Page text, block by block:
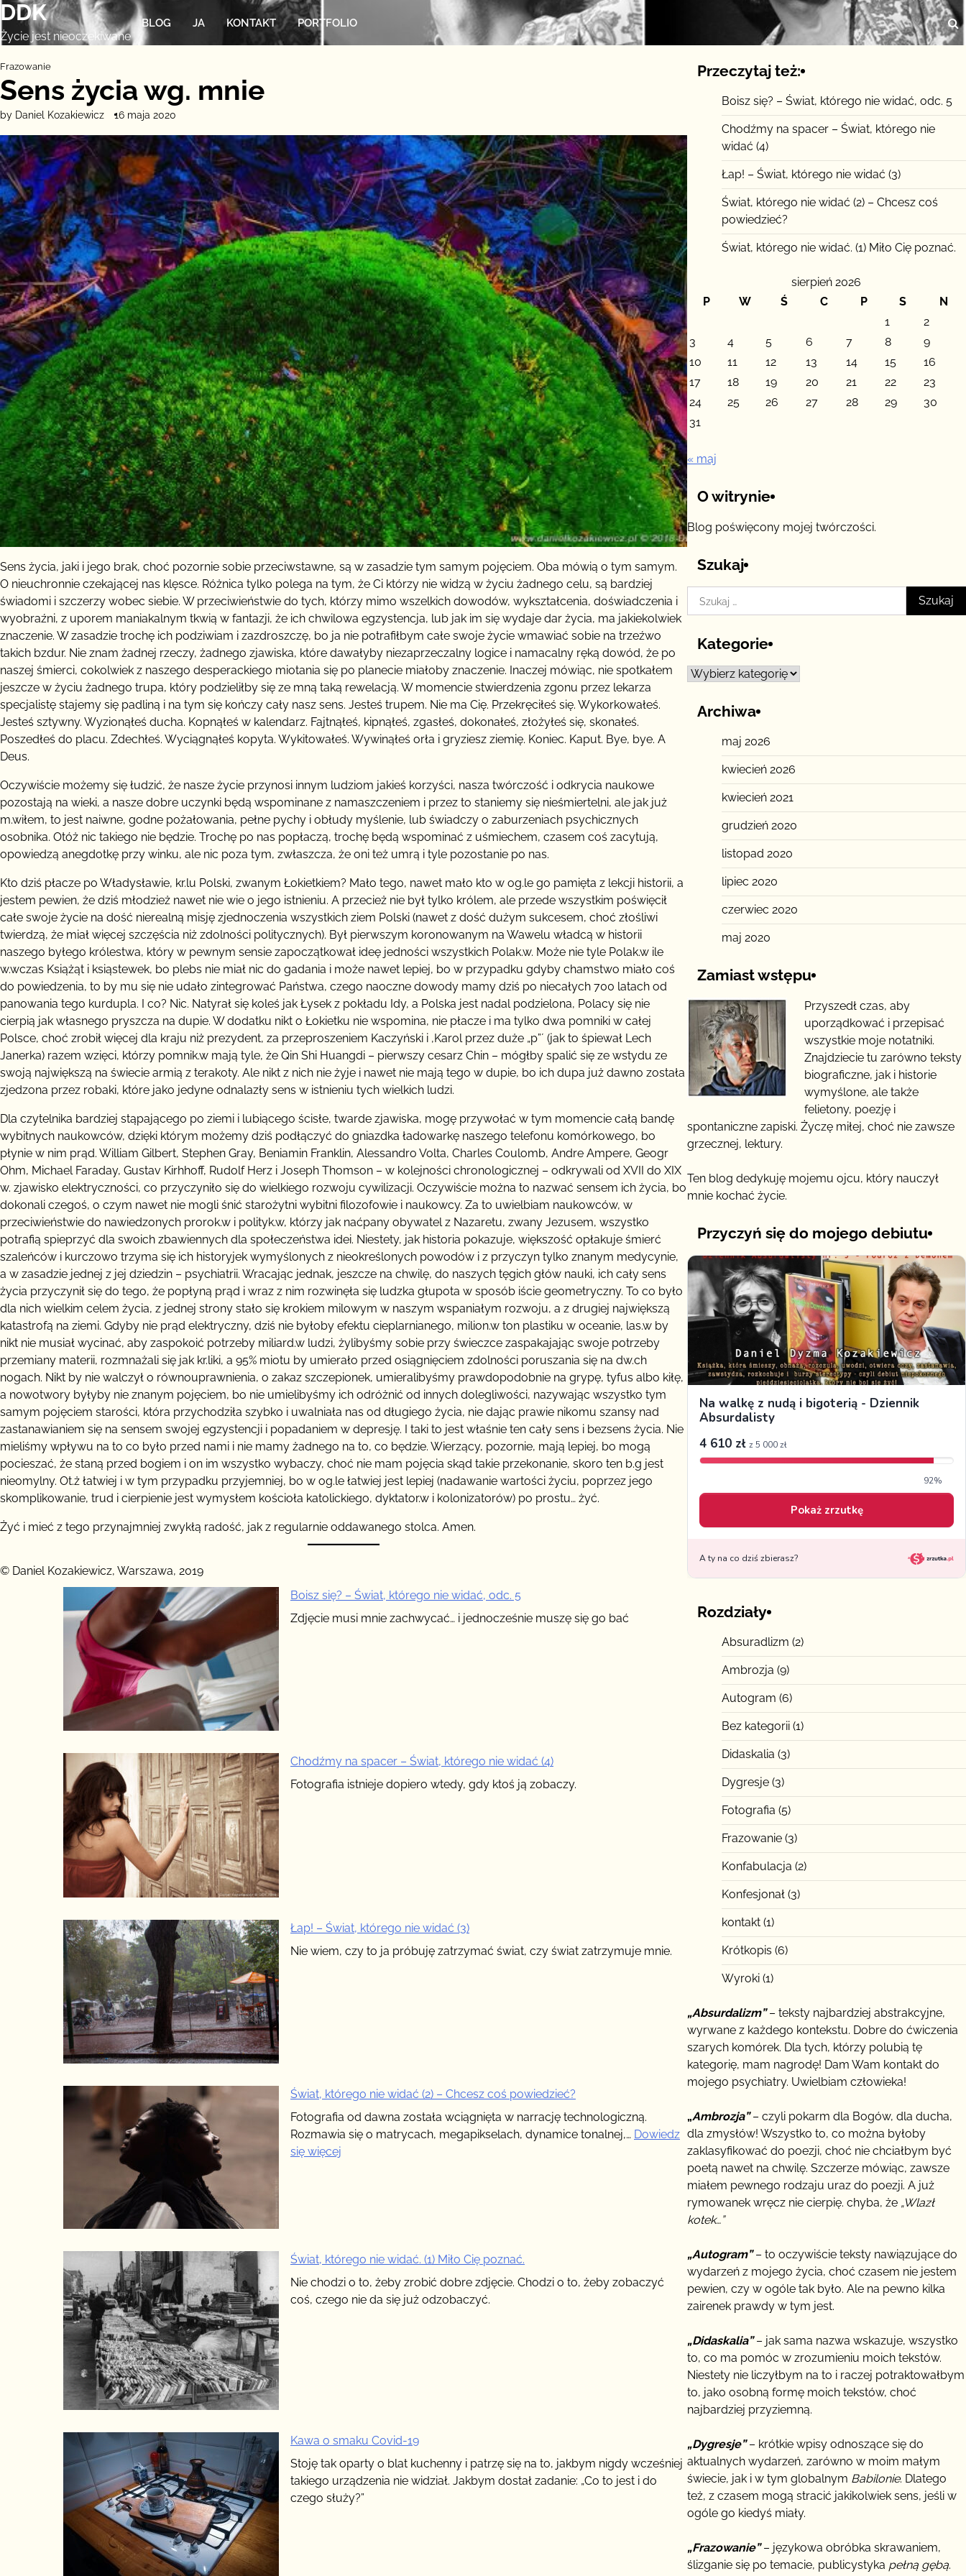
Skip
to
content
DDK
Życie jest nieoczekiwane
BLOG JA KONTAKT PORTFOLIO
Frazowanie
Sens życia wg. mnie
by Daniel Kozakiewicz 16 maja 2020
Sens życia, jaki i jego brak, choć pozornie sobie przeciwstawne, są w zasadzie tym samym pojęciem. Oba mówią o tym samym.
O nieuchronnie czekającej nas klęsce. Różnica tylko polega na tym, że Ci którzy nie widzą w życiu żadnego celu, są bardziej
świadomi i szczerzy wobec siebie. W przeciwieństwie do tych, którzy mimo wszelkich dowodów, wykształcenia, doświadczenia i
wyobraźni, z uporem maniakalnym tkwią w fantazji, że ich chwilowa egzystencja, lub jak im się wydaje dar życia, ma jakiekolwiek
znaczenie. W zasadzie trochę ich podziwiam i zazdroszczę, bo ja nie potrafiłbym całe swoje życie wmawiać sobie na trzeźwo
takich bzdur. Nie znam żadnej rzeczy, żadnego zjawiska, które dawałyby niezaprzeczalny logice i namacalny ręką dowód, że po
naszej śmierci, cokolwiek z naszego desperackiego miotania się po planecie miałoby znaczenie. Inaczej mówiąc, nie spotkałem
jeszcze w życiu żadnego trupa, który podzieliłby się ze mną taką rewelacją. W momencie stwierdzenia zgonu przez lekarza
specjalistę stajemy się padliną i na tym się kończy cały nasz sens. Jesteś trupem. Nie ma Cię. Przekręciłeś się. Wykorkowałeś.
Jesteś sztywny. Wyzionąłeś ducha. Kopnąłeś w kalendarz. Fajtnąłeś, kipnąłeś, zgasłeś, dokonałeś, złożyłeś się, skonałeś.
Poszedłeś do placu. Zdechłeś. Wyciągnąłeś kopyta. Wykitowałeś. Wywinąłeś orła i gryziesz ziemię. Koniec. Kaput. Bye, bye. A
Deus.
Oczywiście możemy się łudzić, że nasze życie przynosi innym ludziom jakieś korzyści, nasza twórczość i odkrycia naukowe
pozostają na wieki, a nasze dobre uczynki będą wspominane z namaszczeniem i przez to staniemy się nieśmiertelni, ale jak już
m.wiłem, to jest naiwne, godne pożałowania, pełne pychy i obłudy myślenie, lub świadczy o zaburzeniach psychicznych
osobnika. Otóż nic takiego nie będzie. Trochę po nas popłaczą, trochę będą wspominać z uśmiechem, czasem coś zacytują,
opowiedzą anegdotkę przy winku, ale nic poza tym, zwłaszcza, że oni też umrą i tyle pozostanie po nas.
Kto dziś płacze po Władysławie, kr.lu Polski, zwanym Łokietkiem? Mało tego, nawet mało kto w og.le go pamięta z lekcji historii, a
jestem pewien, że dziś młodzież nawet nie wie o jego istnieniu. A przecież nie był tylko królem, ale przede wszystkim poświęcił
całe swoje życie na dość nierealną misję zjednoczenia wszystkich ziem Polski (nawet z dość dużym sukcesem, choć złośliwi
twierdzą, że miał więcej szczęścia niż zdolności politycznych). Był pierwszym koronowanym na Wawelu władcą w historii
naszego byłego królestwa, który w pewnym sensie zapoczątkował ideę jedności wszystkich Polak.w. Może nie tyle Polak.w ile
w.wczas Książąt i ksiąstewek, bo plebs nie miał nic do gadania i może nawet lepiej, bo w przypadku gdyby chamstwo miało coś
do powiedzenia, to by mu się nie udało zintegrować Państwa, czego naoczne dowody mamy dziś po niecałych 700 latach od
panowania tego kurdupla. I co? Nic. Natyrał się koleś jak Łysek z pokładu Idy, a Polska jest nadal podzielona, Polacy się nie
cierpią jak własnego pryszcza na dupie. W dodatku nikt o Łokietku nie wspomina, nie płacze i ma tylko dwa pomniki w całej
Polsce, choć zrobił więcej dla kraju niż prezydent, za przeproszeniem Kaczyński i ‚Karol przez duże „p”ʼ (jak to śpiewał Lech
Janerka) razem wzięci, którzy pomnik.w mają tyle, że Qin Shi Huangdi – pierwszy cesarz Chin – mógłby spalić się ze wstydu ze
swoją największą na świecie armią z terakoty. Ale nikt z nich nie żyje i nawet nie mają tego w dupie, bo ich dupa już dawno została
zjedzona przez robaki, które jako jedyne odnalazły sens w istnieniu tych wielkich ludzi.
Dla czytelnika bardziej stąpającego po ziemi i lubiącego ścisłe, twarde zjawiska, mogę przywołać w tym momencie całą bandę
wybitnych naukowców, dzięki którym możemy dziś podłączyć do gniazdka ładowarkę naszego telefonu komórkowego, bo
płynie w nim prąd. William Gilbert, Stephen Gray, Beniamin Franklin, Alessandro Volta, Charles Coulomb, Andre Ampere, Geogr
Ohm, Michael Faraday, Gustav Kirhhoff, Rudolf Herz i Joseph Thomson – w kolejności chronologicznej – odkrywali od XVII do XIX
w. zjawisko elektryczności, co przyczyniło się do wielkiego rozwoju cywilizacji. Oczywiście można to nazwać sensem ich życia, bo
dokonali czegoś, o czym nawet nie mogli śnić starożytni wybitni filozofowie i naukowcy. Za to uwielbiam naukowców, w
przeciwieństwie do nawiedzonych prorok.w i polityk.w, którzy jak naćpany obywatel z Nazaretu, zwany Jezusem, wszystko
potrafią spieprzyć dla swoich zbawiennych dla społeczeństwa idei. Niestety, jak historia pokazuje, większość opłakuje śmierć
szaleńców i kurczowo trzyma się ich historyjek wymyślonych z nieokreślonych powodów i z przyczyn tylko znanym medycynie,
a w zasadzie jednej z jej dziedzin – psychiatrii. Wracając jednak, jeszcze na chwilę, do naszych tęgich głów nauki, ich cały sens
życia przyczynił się do tego, że popłyną prąd i wraz z nim rozwinęła się ludzka głupota w sposób iście geometryczny. To co było
dla nich wielkim celem życia, z jednej strony stało się krokiem milowym w naszym wspaniałym rozwoju, a z drugiej największą
katastrofą na ziemi. Gdyby nie prąd elektryczny, dziś nie byłoby efektu cieplarnianego, milion.w ton plastiku w oceanie, las.w by
nikt nie musiał wycinać, aby zaspokoić potrzeby miliard.w ludzi, żylibyśmy sobie przy świeczce zaspakajając swoje potrzeby
przemiany materii, rozmnażali się jak kr.liki, a 95% miotu by umierało przed osiągnięciem zdolności poruszania się na dw.ch
nogach. Nikt by nie walczył o równouprawnienia, o zakaz szczepionek, umieralibyśmy prawdopodobnie na grypę, tyfus albo kiłę,
a nowotwory byłyby nie znanym pojęciem, bo nie umielibyśmy ich odróżnić od innych dolegliwości, nazywając wszystko tym
samym pojęciem starości, która przychodziła szybko i uwalniała nas od długiego życia, nie dając prawie nikomu szansy nad
zastanawianiem się na sensem swojej egzystencji i popadaniem w depresję. I taki to jest właśnie ten cały sens i bezsens życia. Nie
mieliśmy wpływu na to co było przed nami i nie mamy żadnego na to, co będzie. Wierzący, pozornie, mają lepiej, bo mogą
pocieszać, że staną przed bogiem i on im wszystko wybaczy, choć nie mam pojęcia skąd takie przekonanie, skoro ten b.g jest
nieomylny. Ot.ż łatwiej i w tym przypadku przyjemniej, bo w og.le łatwiej jest lepiej (nadawanie wartości życiu, poprzez jego
skomplikowanie, trud i cierpienie jest wymysłem kościoła katolickiego, dyktator.w i kolonizatorów) po prostu… żyć.
Żyć i mieć z tego przynajmniej zwykłą radość, jak z regularnie oddawanego stolca. Amen.
© Daniel Kozakiewicz, Warszawa, 2019
Boisz się? – Świat, którego nie widać, odc. 5
Zdjęcie musi mnie zachwycać… i jednocześnie muszę się go bać
Chodźmy na spacer – Świat, którego nie widać (4)
Fotografia istnieje dopiero wtedy, gdy ktoś ją zobaczy.
Łap! – Świat, którego nie widać (3)
Nie wiem, czy to ja próbuję zatrzymać świat, czy świat zatrzymuje mnie.
Świat, którego nie widać (2) – Chcesz coś powiedzieć?
Fotografia od dawna została wciągnięta w narrację technologiczną.
Rozmawia się o matrycach, megapikselach, dynamice tonalnej,… Dowiedz
się więcej
–
coś
powiedzieć?
Świat, którego nie widać. (1) Miło Cię poznać.
Nie chodzi o to, żeby zrobić dobre zdjęcie. Chodzi o to, żeby zobaczyć
coś, czego nie da się już odzobaczyć.
Kawa o smaku Covid-19
Stoję tak oparty o blat kuchenny i patrzę się na to, jakbym nigdy wcześniej
takiego urządzenia nie widział. Jakbym dostał zadanie: „Co to jest i do
czego służy?”
Przeczytaj też:
Boisz się? – Świat, którego nie widać, odc. 5
Chodźmy na spacer – Świat, którego nie
widać (4)
Łap! – Świat, którego nie widać (3)
Świat, którego nie widać (2) – Chcesz coś
powiedzieć?
Świat, którego nie widać. (1) Miło Cię poznać.
sierpień 2026
P
W Ś C P S
N
1
2
3
4 5 6 7 8
9
10
11 12 13 14 15
16
17
18 19 20 21 22
23
24
25 26 27 28 29
30
31
« maj
O witrynie
Blog poświęcony mojej twórczości.
Szukaj
Szukaj:
Kategorie
Kategorie
Archiwa
maj 2026
kwiecień 2026
kwiecień 2021
grudzień 2020
listopad 2020
lipiec 2020
czerwiec 2020
maj 2020
Zamiast wstępu
Przyszedł czas, aby
uporządkować i przepisać
wszystkie moje notatniki.
Znajdziecie tu zarówno teksty
biograficzne, jak i historie
wymyślone, ale także
felietony, poezję i
spontaniczne zapiski. Życzę miłej, choć nie zawsze
grzecznej, lektury.
Ten blog dedykuję mojemu ojcu, który nauczył
mnie kochać życie.
Przyczyń się do mojego debiutu
Rozdziały
Absuradlizm (2)
Ambrozja (9)
Autogram (6)
Bez kategorii(1)
Didaskalia (3)
Dygresje(3)
Fotografia (5)
Frazowanie(3)
Konfabulacja (2)
Konfesjonał(3)
kontakt(1)
Krótkopis (6)
Wyroki(1)
„Absurdalizm”– teksty najbardziej abstrakcyjne,
wyrwane z każdego kontekstu. Dobre do ćwiczenia
szarych komórek. Dla tych, którzy polubią tę
kategorię, mam nagrodę! Dam Wam kontakt do
mojego psychiatry. Uwielbiam człowieka!
„Ambrozja”– czyli pokarm dla Bogów, dla ducha,
dla zmysłów! Wszystko to, co można byłoby
zaklasyfikować do poezji, choć nie chciałbym być
poetą nawet na chwilę. Szczerze mówiąc, zawsze
miałem pewnego rodzaju uraz do poezji. A już
rymowanek wręcz nie cierpię. chyba, że „Wlazł
kotek…”
„Autogram”– to oczywiście teksty nawiązujące do
wydarzeń z mojego życia, choć czasem nie jestem
pewien, czy w ogóle tak było. Ale na pewno kilka
zairenek prawdy w tym jest.
„Didaskalia”– jak sama nazwa wskazuje, wszystko
to, co ma pomóc w zrozumieniu moich tekstów.
Niestety nie liczyłbym na to i raczej potraktowałbym
to, jako osobną formę moich tekstów, choć
najbardziej przyziemną.
„Dygresje”– krótkie wpisy odnoszące się do
aktualnych wydarzeń, zarówno w moim małym
świecie, jak i w tym globalnym Babilonie. Dlatego
też, z czasem mogą stracić jakikolwiek sens, jeśli w
ogóle go kiedyś miały.
„Frazowanie”– językowa obróbka skrawaniem,
ślizganie się po temacie, publicystyka pełną gębą.